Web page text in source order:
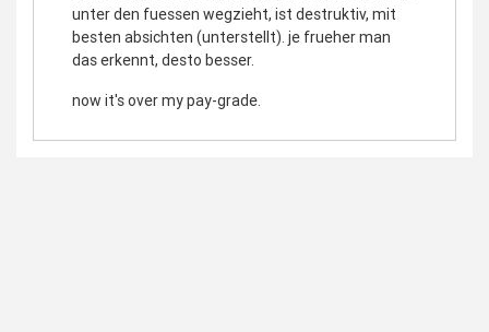
unter den fuessen wegzieht, ist destruktiv, mit
besten absichten (unterstellt). je frueher man
das erkennt, desto besser.
now it's over my pay-grade.